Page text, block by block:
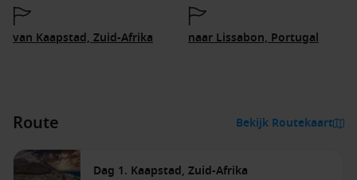
van Kaapstad, Zuid-Afrika naar Lissabon, Portugal
Route Bekijk Routekaart
Dag 1. Kaapstad, Zuid-Afrika